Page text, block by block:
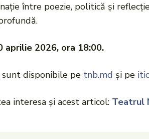
între poezie, politică și
aprilie 2026, ora 18:00.
disponibile pe tnb.md și pe
interesa și acest articol: Teatrul